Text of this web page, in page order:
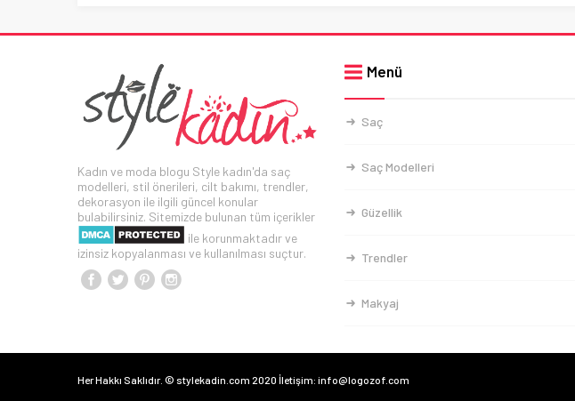
Kadın ve moda blogu Style kadın'da saç
modelleri, stil önerileri, cilt bakımı, trendler,
dekorasyon ile ilgili güncel konular
bulabilirsiniz. Sitemizde bulunan tüm içerikler
ile korunmaktadır ve
izinsiz kopyalanması ve kullanılması suçtur.
Menü
Saç
Saç Modelleri
Güzellik
Trendler
Makyaj
Her Hakkı Saklıdır. © stylekadin.com 2020 İletişim: info@logozof.com